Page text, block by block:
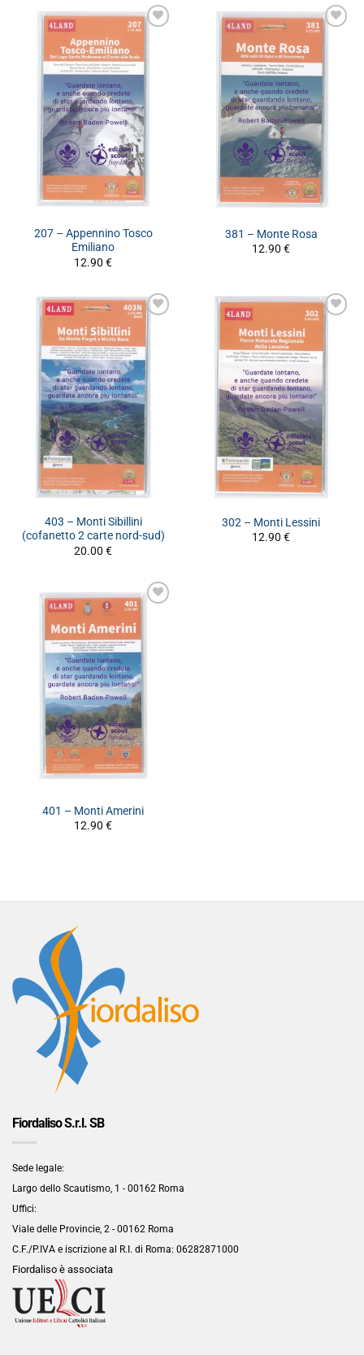
207 – Appennino Tosco
Emiliano
12.90 €
381 – Monte Rosa
12.90 €
403 – Monti Sibillini
(cofanetto 2 carte nord-sud)
20.00 €
302 – Monti Lessini
12.90 €
401 – Monti Amerini
12.90 €
Fiordaliso S.r.l. SB
Sede legale:
Largo dello Scautismo, 1 - 00162 Roma
Uffici:
Viale delle Provincie, 2 - 00162 Roma
C.F./P.IVA e iscrizione al R.I. di Roma: 06282871000
Fiordaliso è associata